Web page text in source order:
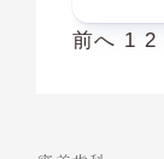
前へ 1 2